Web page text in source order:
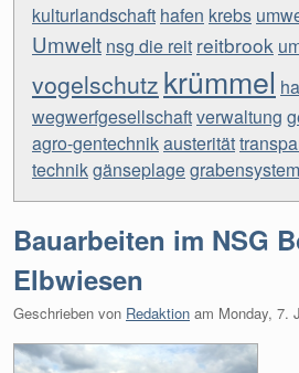
kulturlandschaft hafen krebs
Umwelt nsg die reit reitbrook
vogelschutz krümmel
wegwerfgesellschaftverwaltung
agro-gentechnikausterität
technikgänseplagegrabensystem
Bauarbeiten im NSG
Elbwiesen
Geschrieben von Redaktion am Monday, 7.